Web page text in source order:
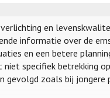
en
informatie over de
en een betere
specifiek betrekking
gevolgd zoals bij